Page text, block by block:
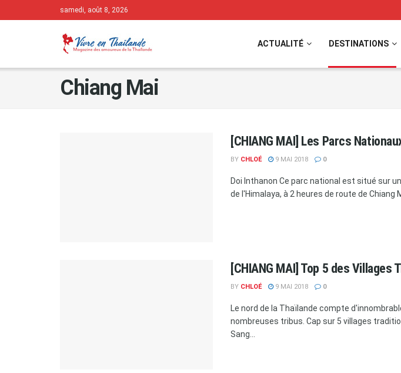
samedi, août 8, 2026
ACTUALITÉ DESTINATIONS
Chiang Mai
[CHIANG MAI] Les Parcs
BY CHLOÉ 9 MAI 2018 0
Doi Inthanon Ce parc national est situé sur
de l'Himalaya, à 2 heures de route de Chiang
[CHIANG MAI] Top 5 des Villages
BY CHLOÉ 9 MAI 2018 0
Le nord de la Thaïlande compte
nombreuses tribus. Cap sur 5 villages
Sang...